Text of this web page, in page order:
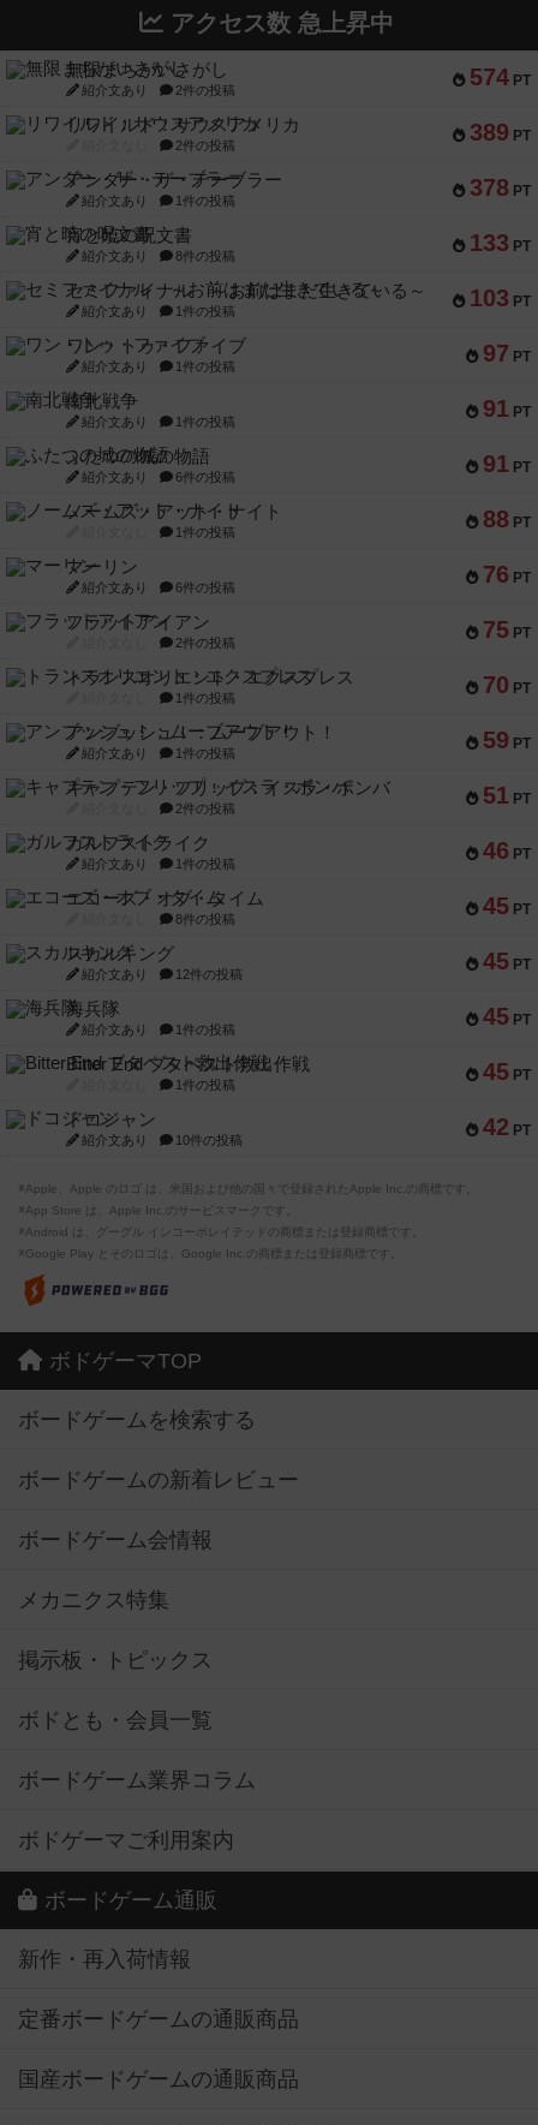
アクセス数 急上昇中
574 PT
無限まちがいさがし
紹介文あり 2件の投稿
389 PT
リワイルド：サウスアメリカ
2件の投稿
378 PT
アンダー・ザ・テーブラー
紹介文あり 1件の投稿
133 PT
宵と暁の呪文書
紹介文あり 8件の投稿
103 PT
セミファイナル ～お前はまだ生きている～
紹介文あり 1件の投稿
97 PT
ワン・トゥ・ファイブ
紹介文あり 1件の投稿
91 PT
南北戦争
紹介文あり 1件の投稿
91 PT
ふたつの城の物語
紹介文あり 6件の投稿
88 PT
ノームズ・アット・ナイト
1件の投稿
76 PT
マーリン
紹介文あり 6件の投稿
75 PT
フラットアイアン
2件の投稿
70 PT
トランスオリエント・エクスプレス
1件の投稿
59 PT
アンブッシュ！：ムーブアウト！
紹介文あり 1件の投稿
51 PT
キャプテン・フリップ：イスラ・ボンバ
2件の投稿
46 PT
ガルフストライク
紹介文あり 1件の投稿
45 PT
エコーズ・オブ・タイム
8件の投稿
45 PT
スカルキング
紹介文あり 12件の投稿
45 PT
海兵隊
紹介文あり 1件の投稿
45 PT
Bitter End ブタペスト救出作戦
1件の投稿
42 PT
ドコジャン
紹介文あり 10件の投稿
※Apple、Apple のロゴ は、米国および他の国々で登録されたApple Inc.の商標です。
※App Store は、Apple Inc.のサービスマークです。
※Android は、グーグル インコーポレイテッドの商標または登録商標です。
※Google Play とそのロゴは、Google Inc.の商標または登録商標です。
ボドゲーマTOP
ボードゲームを検索する
ボードゲームの新着レビュー
ボードゲーム会情報
メカニクス特集
掲示板・トピックス
ボドとも・会員一覧
ボードゲーム業界コラム
ボドゲーマご利用案内
ボードゲーム通販
新作・再入荷情報
定番ボードゲームの通販商品
国産ボードゲームの通販商品